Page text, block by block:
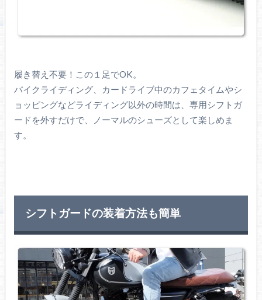
履き替え不要！この１足でOK。
バイクライディング、カードライブ中のカフェタイムやシ
ョッピングなどライディング以外の時間は、専用シフトガ
ードを外すだけで、ノーマルのシューズとして楽しめま
す。
シフトガードの装着方法も簡単